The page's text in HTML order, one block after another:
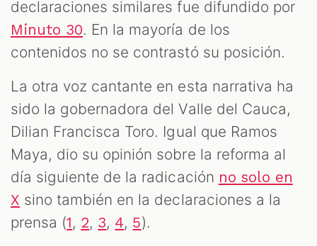
declaraciones similares fue difundido por
Minuto 30. En la mayoría de los
contenidos no se contrastó su posición.
La otra voz cantante en esta narrativa ha
sido la gobernadora del Valle del Cauca,
Dilian Francisca Toro. Igual que Ramos
Maya, dio su opinión sobre la reforma al
día siguiente de la radicación no solo en
X sino también en la declaraciones a la
prensa (1, 2, 3, 4, 5).